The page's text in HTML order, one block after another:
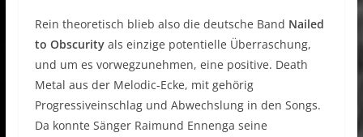
Rein theoretisch blieb also die deutsche Band Nailed
to Obscurityals einzige potentielle Überraschung,
und um es vorwegzunehmen, eine positive. Death
Metal aus der Melodic-Ecke, mit gehörig
Progressiveinschlag und Abwechslung in den Songs.
Da konnte Sänger Raimund Ennenga seine